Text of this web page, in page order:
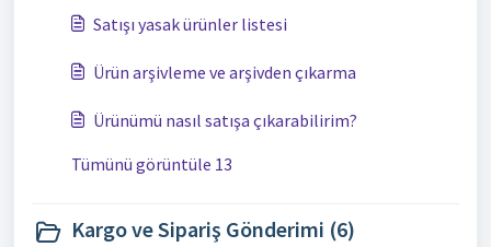
Satışı yasak ürünler listesi
Ürün arşivleme ve arşivden çıkarma
Ürünümü nasıl satışa çıkarabilirim?
Tümünü görüntüle 13
Kargo ve Sipariş Gönderimi (6)